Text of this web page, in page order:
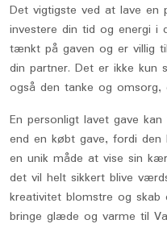
Det vigtigste ved at lave en
investere din tid og energi i
tænkt på gaven og er villig
din partner. Det er ikke kun
også den tanke og
En personligt lavet gave
end en købt gave, fordi
en unik måde at vise sin
det vil helt sikkert blive
kreativitet blomstre og skab
bringe glæde og varme til